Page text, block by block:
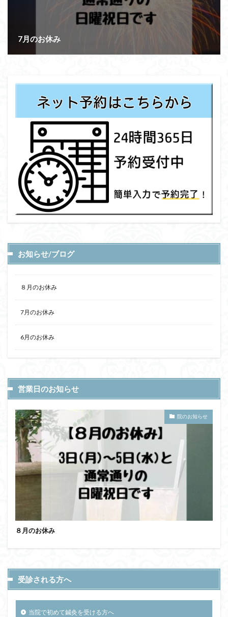
7月のお休み
お知らせ/ブログ
８月のお休み
7月のお休み
6月のお休み
営業日のお知らせ
院のお知らせ
８月のお休み
受診される方へ
当院で初めて鍼灸を受ける方へ